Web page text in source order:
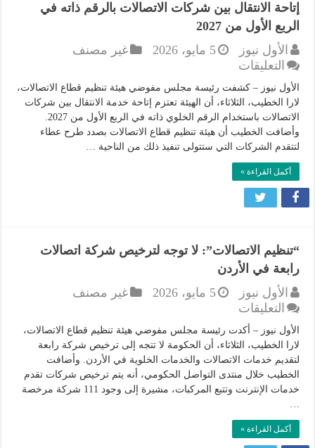
إتاحة الانتقال بين شركات الاتصالات بالرقم ذاته في
الربع الأول من 2027
الأول نيوز
5 مايو، 2026
غير مصنف
التعليقات
الانتقال
بين
شركات
الاتصالات
2027
مغلقة
الأول نيوز – كشفت رئيسة مجلس مفوضي هيئة تنظيم قطاع الاتصالات،
لارا الخطيب، الثلاثاء، أن الهيئة تعتزم إتاحة خدمة الانتقال بين شركات
الاتصالات باستخدام الرقم الخلوي ذاته في الربع الأول من 2027.
وأضافت الخطيب أن هيئة تنظيم قطاع الاتصالات بصدد طرح عطاء
لتتقدم الشركات التي ستتولى تنفيذ ذلك من الناحية …
أكمل القراءة »
“تنظيم الاتصالات”: لا توجه لترخيص شركة اتصالات
رابعة في الأردن
الأول نيوز
5 مايو، 2026
غير مصنف
التعليقات
الاتصالات”:
لا
توجه
لترخيص
الأول نيوز – أكدت رئيسة مجلس مفوضي هيئة تنظيم قطاع الاتصالات،
لارا الخطيب، الثلاثاء، أن الحكومة لا تتجه إلى ترخيص شركة رابعة
لتقديم خدمات الاتصالات والخدمات الخلوية في الأردن. وأضافت
الخطيب خلال منتدى التواصل الحكومي، أنه يتم ترخيص شركات تقدم
خدمات الإنترنت وتتبع المركبات، مشيرة إلى وجود 111 شركة مرخصة
…
أكمل القراءة »